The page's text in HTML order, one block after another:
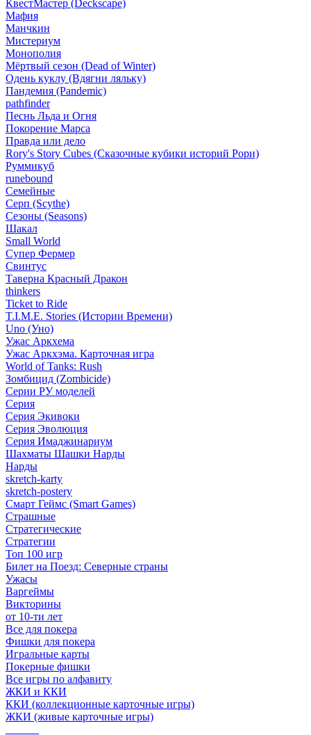
КвестМастер (Deckscape)
Мафия
Манчкин
Мистериум
Монополия
Мёртвый сезон (Dead of Winter)
Одень куклу (Вдягни ляльку)
Пандемия (Pandemic)
pathfinder
Песнь Льда и Огня
Покорение Марса
Правда или дело
Rory's Story Cubes (Сказочные кубики историй Рори)
Руммикуб
runebound
Семейные
Серп (Scythe)
Сезоны (Seasons)
Шакал
Small World
Супер Фермер
Свинтус
Таверна Красный Дракон
thinkers
Ticket to Ride
T.I.M.E. Stories (Истории Времени)
Uno (Уно)
Ужас Аркхема
Ужас Аркхэма. Карточная игра
World of Tanks: Rush
Зомбицид (Zombicide)
Серии РУ моделей
Серия
Серия Экивоки
Серия Эволюция
Серия Имаджинариум
Шахматы Шашки Нарды
Нарды
skretch-karty
skretch-postery
Смарт Геймс (Smart Games)
Страшные
Стратегические
Стратегии
Топ 100 игр
Билет на Поезд: Северные страны
Ужасы
Варгеймы
Викторины
от 10-ти лет
Все для покера
Фишки для покера
Игральные карты
Покерные фишки
Все игры по алфавиту
ЖКИ и ККИ
ККИ (коллекционные карточные игры)
ЖКИ (живые карточные игры)